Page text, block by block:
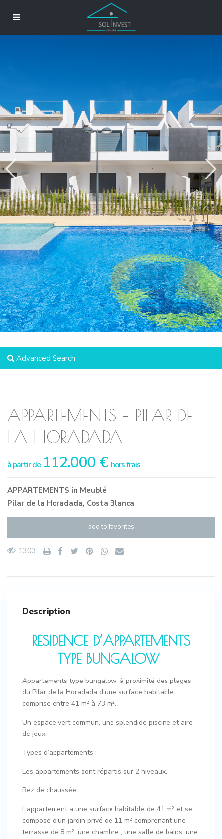
Advanced Search
APPARTEMENTS – PILAR DE
LA HORADADA
à partir de 112.000 € hors frais
APPARTEMENTS in Meublé
Pilar de la Horadada, Costa Blanca
add to favorites
1303
Description
RESIDENCE D’APPARTEMENTS
TYPE BUNGALOW
Appartements type bungalow, à proximité des plages
du Pilar de la Horadada d’une surface habitable
comprise entre 41 m² à 73 m².
Un espace vert commun, une splendide piscine et aire
de jeux.
Types d’appartements :
Les appartements sont répartis sur 2 niveaux.
Rez de chaussée
L’appartement a une surface habitable de 41 m² et se
compose d’un jardin privé de 11 m² comprenant une
terrasse de 8 m², une chambre , une salle de bains, une